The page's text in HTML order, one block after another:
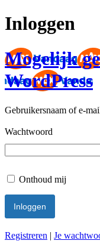
Inloggen
Mogelijk
WordPress
Gebruikersnaam of e-
Wachtwoord
Onthoud mij
Registreren | Je